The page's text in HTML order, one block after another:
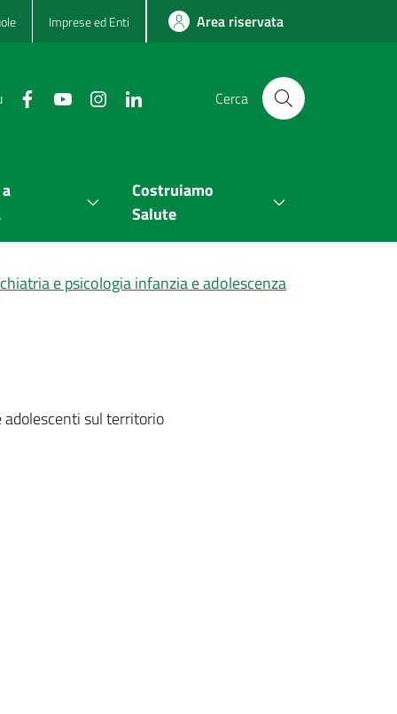
Imprese ed Enti Area riservata
Cerca
Costruiamo
Salute
e psicologia infanzia e adolescenza
adolescenti sul territorio